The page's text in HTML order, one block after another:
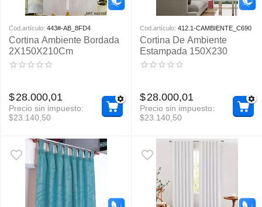
Cod.artículo: 443#-AB_8FD4
Cortina Ambiente Bordada
2X150X210Cm
$28.000,01
Precio sin impuesto:
$23.140,50
Cod.artículo: 412.1-CAMBIENTE_C690
Cortina De Ambiente
Estampada 150X230
$28.000,01
Precio sin impuesto:
$23.140,50